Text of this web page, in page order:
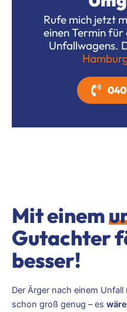
Rufe mich jetzt
einen Termin für
Unfallwagens.
040
Mit einem
Gutachter
besser!
Der Ärger nach einem
schon groß genug – es